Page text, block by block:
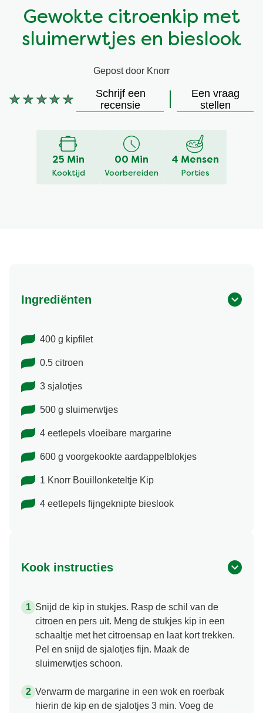
Vegetarisch
Kruiding
Gewokte citroenkip met
sluimerwtjes en bieslook
Gepost door Knorr
Geen
Schrijf een
recensie
Een vraag
stellen
25 Min
Kooktijd
00 Min
Voorbereiden
4 Mensen
Porties
Ingrediënten
400 g kipfilet
0.5 citroen
3 sjalotjes
500 g sluimerwtjes
4 eetlepels vloeibare margarine
600 g voorgekookte aardappelblokjes
1 Knorr Bouillonketeltje Kip
4 eetlepels fijngeknipte bieslook
Kook instructies
Snijd de kip in stukjes. Rasp de schil van de
citroen en pers uit. Meng de stukjes kip in een
schaaltje met het citroensap en laat kort trekken.
Pel en snijd de sjalotjes fijn. Maak de
sluimerwtjes schoon.
Verwarm de margarine in een wok en roerbak
hierin de kip en de sjalotjes 3 min. Voeg de